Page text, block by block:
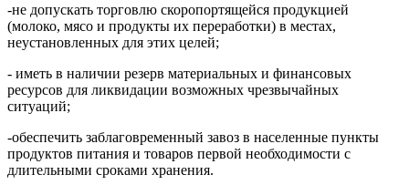
-не допускать торговлю скоропортящейся продукцией
(молоко, мясо и продукты их переработки) в местах,
неустановленных для этих целей;
- иметь в наличии резерв материальных и финансовых
ресурсов для ликвидации возможных чрезвычайных
ситуаций;
-обеспечить заблаговременный завоз в населенные пункты
продуктов питания и товаров первой необходимости с
длительными сроками хранения.